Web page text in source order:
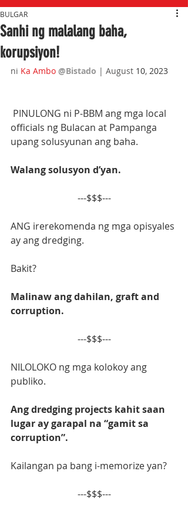
Sanhi ng malalang baha,
korupsiyon!
BULGAR
ni Ka Ambo @Bistado | August 10, 2023
officials ng Bulacan at Pampanga
upang solusyunan ang baha.
Walang solusyon d’yan.
---$$$---
ANG irerekomenda ng mga opisyales
ay ang dredging.
Bakit?
Malinaw ang dahilan, graft and
corruption.
---$$$---
NILOLOKO ng mga kolokoy ang
publiko.
Ang dredging projects kahit saan
lugar ay garapal na “gamit sa
corruption”.
Kailangan pa bang i-memorize yan?
---$$$---